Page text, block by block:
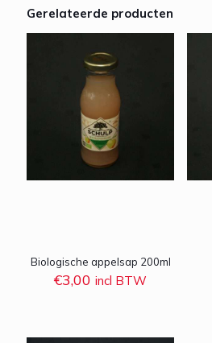
Gerelateerde producten
Biologische appelsap 200ml
€3,00 incl BTW